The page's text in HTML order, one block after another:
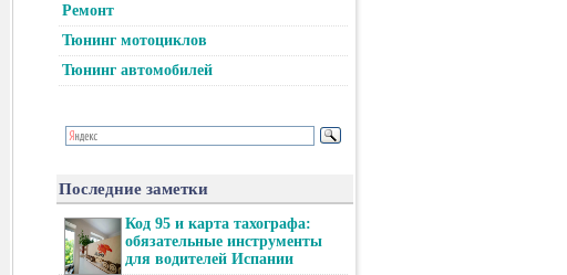
Ремонт
Тюнинг мотоциклов
Тюнинг автомобилей
Последние заметки
Код 95 и карта тахографа:
обязательные инструменты
для водителей Испании